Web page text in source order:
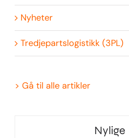
Nyheter
Tredjepartslogistikk (3PL)
> Gå til alle artikler
Nylige